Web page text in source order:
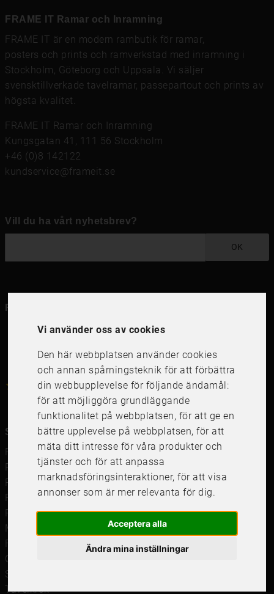
Vi använder oss av cookies
Den här webbplatsen använder cookies
och annan spårningsteknik för att förbättra
din webbupplevelse för följande ändamål:
för att möjliggöra grundläggande
funktionalitet på webbplatsen, för att ge en
bättre upplevelse på webbplatsen,för att
mäta ditt intresse för våra produkter och
tjänster och för att anpassa
marknadsföringsinteraktioner,för att visa
annonser som är mer relevanta för dig.
Acceptera alla
Ändra mina inställningar
FRAME IT Ramar och Inramning
FRAME IT är en modern rambutik för ramar
posters och prints och ramverkstad med inramning i
Stockholm, Göteborg och Uppsala. Vi säljer
svensktillverkade tavelramar, passepartout och prints av
högsta kvalitet.
FRAME IT Ramar och Inramning
Kungsgatan 41, 111 56 Stockholm
+46 (0)8 142122
kundservice@frameit.se
Vill du ha vårt nyhetsbrev?
OK
Följ oss i dina kanaler
4.64.6 / 5 1000+Recensioner
Snabblänkar
Ramar
Ramar till Samsung The Frame
Ramverkstad & inramning
Passepartout
Posters
Måttbeställd passepartout
Framkalla bilder
Canvastavla
Studentskylt och studentplakat
Tavelkrok